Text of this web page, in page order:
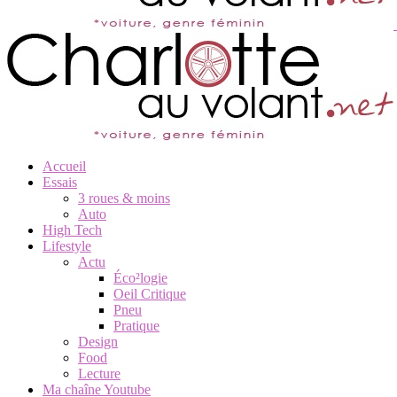
Accueil
Essais
3 roues & moins
Auto
High Tech
Lifestyle
Actu
Éco²logie
Oeil Critique
Pneu
Pratique
Design
Food
Lecture
Ma chaîne Youtube